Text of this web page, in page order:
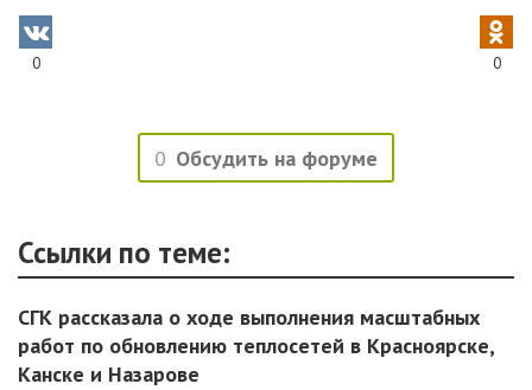
0 0
0 Обсудить на форуме
Ссылки по теме:
СГК рассказала о ходе выполнения масштабных
работ по обновлению теплосетей в Красноярске,
Канске и Назарове